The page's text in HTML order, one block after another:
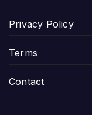
Privacy Policy
Terms
Contact